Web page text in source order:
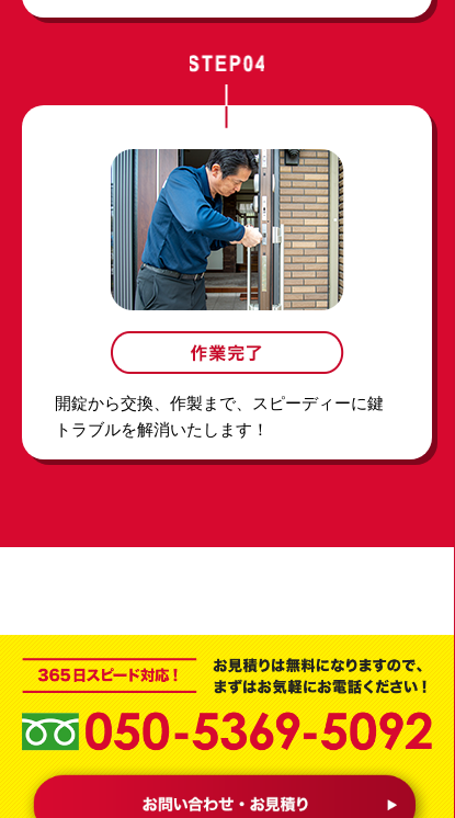
開錠から交換、作製まで、スピーディーに鍵
トラブルを解消いたします！